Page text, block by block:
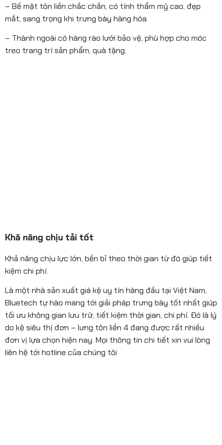
– Bề mặt tôn liền chắc chắn, có tính thẩm mỹ cao, đẹp
mắt, sang trọng khi trưng bày hàng hóa.
– Thành ngoài có hàng rào lưới bảo vệ, phù hợp cho móc
treo trang trí sản phẩm, quà tặng.
Khă năng chịu tải tốt
Khả năng chịu lực lớn, bền bỉ theo thời gian từ đó giúp tiết
kiệm chi phí.
Là một nhà sản xuất giá kệ uy tín hàng đầu tại Việt Nam,
Bluetech tự hào mang tới giải pháp trưng bày tốt nhất giúp
tối ưu không gian lưu trữ, tiết kiệm thời gian, chi phí. Đó là lý
do kệ siêu thị đơn – lưng tôn liền 4 đang được rất nhiều
đơn vị lựa chọn hiện nay. Mọi thông tin chi tiết xin vui lòng
liên hệ tới hotline của chúng tôi